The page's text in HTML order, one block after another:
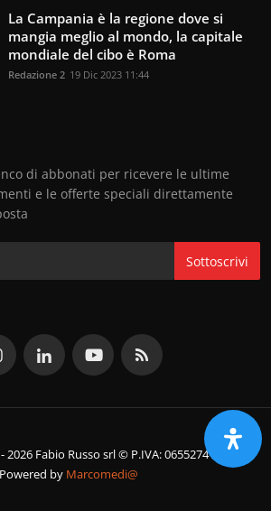
La Campania è la regione dove si
mangia meglio al mondo, la capitale
mondiale del cibo è Roma
Redazione 2 19 Dic 2023 11:44
di abbonati per ricevere le ultime
e le offerte speciali direttamente
Sottoscrivi
2026 Fabio Russo srl © P.IVA: 06552741214
Powered by Marcomedi@